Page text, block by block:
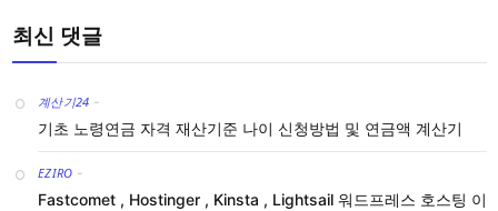
최신 댓글
계산기24 -
기초 노령연금 자격 재산기준 나이 신청방법 및 연금액 계산기
EZIRO -
Fastcomet , Hostinger , Kinsta , Lightsail 워드프레스 호스팅 이